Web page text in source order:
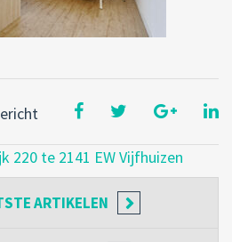
220 te 2141 EW Vijfhuizen
ARTIKELEN